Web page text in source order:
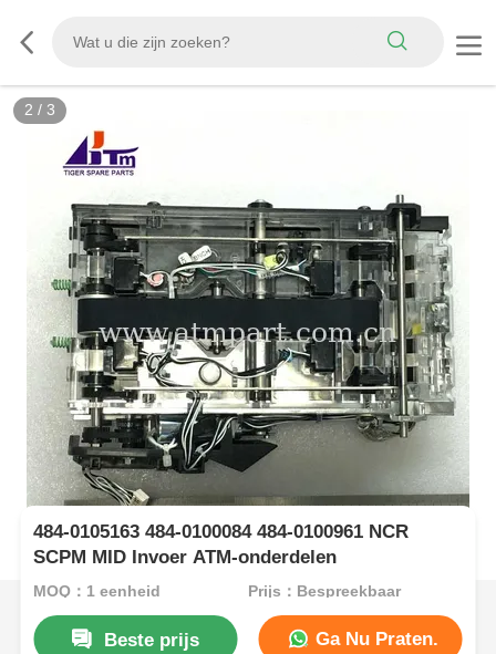
2 / 3
484-0105163 484-0100084 484-0100961 NCR
SCPM MID Invoer ATM-onderdelen
MOQ：1 eenheid Prijs：Bespreekbaar
Beste prijs Ga Nu Praten.